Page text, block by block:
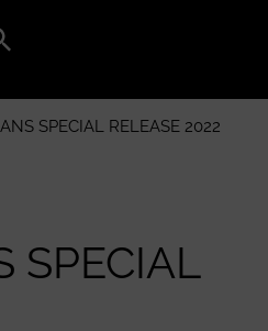
SPECIAL RELEASE 2022
SPECIAL